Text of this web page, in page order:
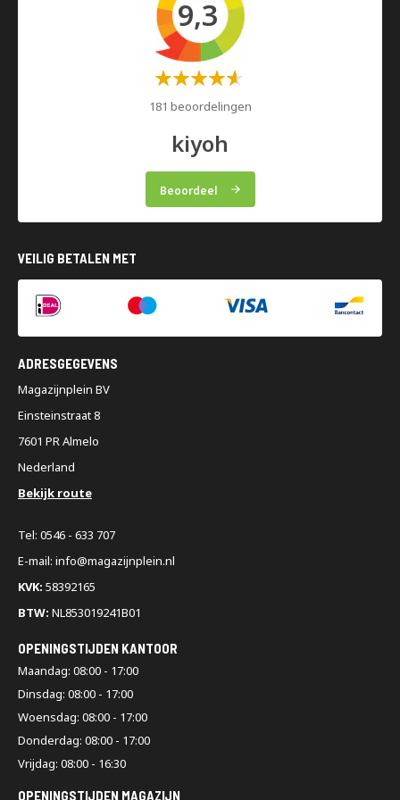
9,3
Waardering:
181 beoordelingen
kiyoh
Beoordeel
VEILIG BETALEN MET
ADRESGEGEVENS
Magazijnplein BV
Einsteinstraat 8
7601 PR Almelo
Nederland
Bekijk route
Tel: 0546 - 633 707
E-mail: info@magazijnplein.nl
KVK: 58392165
BTW: NL853019241B01
OPENINGSTIJDEN KANTOOR
Maandag: 08:00 - 17:00
Dinsdag: 08:00 - 17:00
Woensdag: 08:00 - 17:00
Donderdag: 08:00 - 17:00
Vrijdag: 08:00 - 16:30
OPENINGSTIJDEN MAGAZIJN